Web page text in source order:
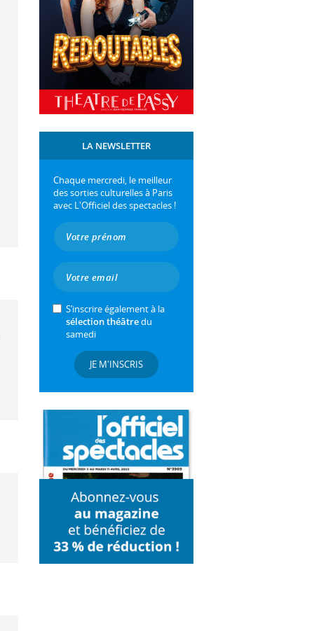
LA NEWSLETTER
Chaque mercredi, le meilleur
des sorties culturelles à Paris
avec L'Officiel des spectacles !
S’inscrire également à la
sélection théâtredu
samedi
JE M'INSCRIS